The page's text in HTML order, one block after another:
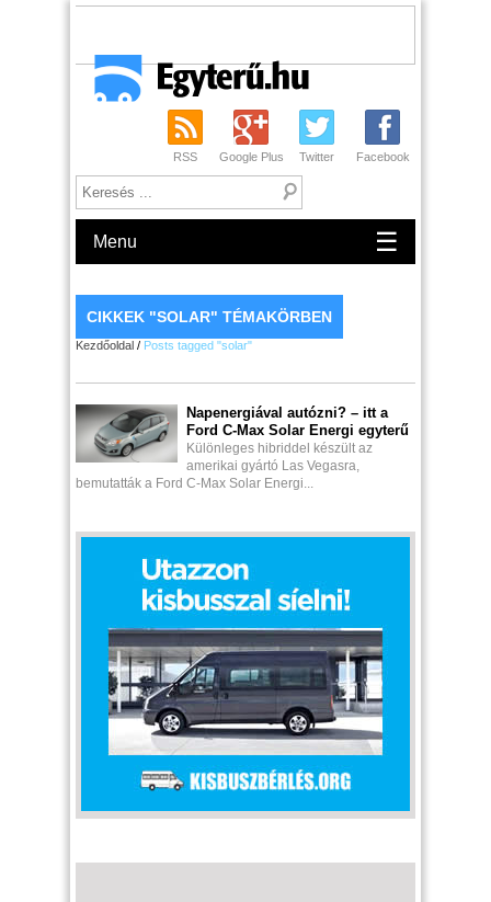
RSS Google Plus Twitter Facebook
Menu ☰
CIKKEK "SOLAR" TÉMAKÖRBEN
Kezdőoldal / Posts tagged "solar"
Napenergiával autózni? – itt a
Ford C-Max Solar Energi egyterű
Különleges hibriddel készült az
amerikai gyártó Las Vegasra,
bemutatták a Ford C-Max Solar Energi...